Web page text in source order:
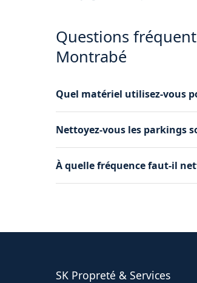
Questions
Montrabé
Quel matériel utilisez-vous
professionnels pour les
Nettoyez-vous les parkings
espaces couverts et à la
À quelle fréquence faut-il
SK Propreté & Services